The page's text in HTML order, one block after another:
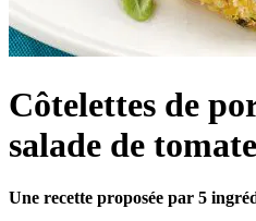
Côtelettes de
salade de
Une recette proposée par 5